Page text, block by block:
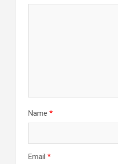
Name *
Email *